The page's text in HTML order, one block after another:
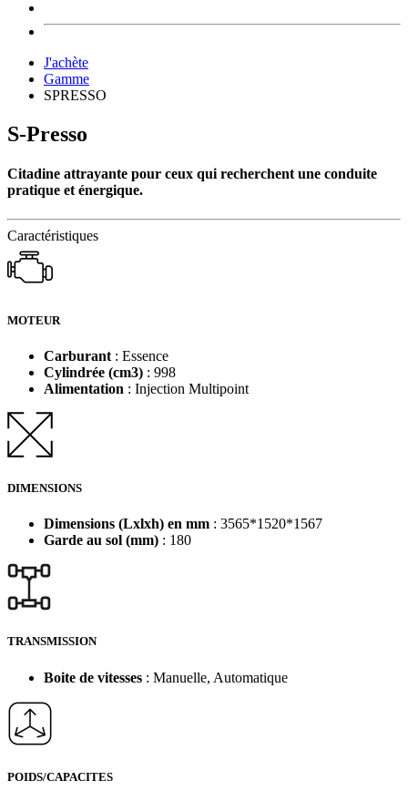
J'achète
Gamme
SPRESSO
S-Presso
Citadine attrayante pour ceux qui recherchent une conduite
pratique et énergique.
Caractéristiques
MOTEUR
Carburant : Essence
Cylindrée (cm3) : 998
Alimentation : Injection Multipoint
DIMENSIONS
Dimensions (Lxlxh) en mm : 3565*1520*1567
Garde au sol (mm) : 180
TRANSMISSION
Boite de vitesses : Manuelle, Automatique
POIDS/CAPACITES